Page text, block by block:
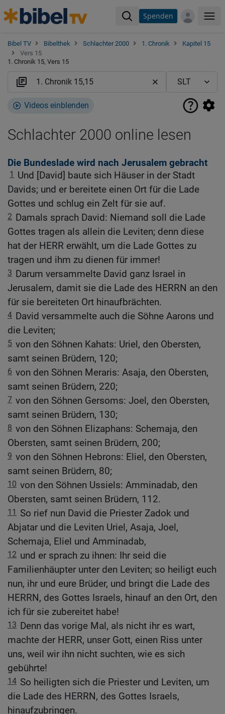
Spenden
Bibel TV Bibelthek Schlachter 2000 1. Chronik
Kapitel 15
Vers 15
1. Chronik 15, Vers 15
Videos einblenden
Schlachter 2000 online lesen
Die Bundeslade wird nach Jerusalem gebracht
1
Und [David] baute sich Häuser in der Stadt
Davids; und er bereitete einen Ort für die Lade
Gottes und schlug ein Zelt für sie auf.
2 Damals sprach David: Niemand soll die Lade
Gottes tragen als allein die Leviten; denn diese
hat der HERR erwählt, um die Lade Gottes zu
tragen und ihm zu dienen für immer!
3 Darum versammelte David ganz Israel in
Jerusalem, damit sie die Lade des HERRN an den
für sie bereiteten Ort hinaufbrächten.
4 David versammelte auch die Söhne Aarons und
die Leviten;
5 von den Söhnen Kahats: Uriel, den Obersten,
samt seinen Brüdern, 120;
6 von den Söhnen Meraris: Asaja, den Obersten,
samt seinen Brüdern, 220;
7 von den Söhnen Gersoms: Joel, den Obersten,
samt seinen Brüdern, 130;
8 von den Söhnen Elizaphans: Schemaja, den
Obersten, samt seinen Brüdern, 200;
9 von den Söhnen Hebrons: Eliel, den Obersten,
samt seinen Brüdern, 80;
10 von den Söhnen Ussiels: Amminadab, den
Obersten, samt seinen Brüdern, 112.
11
So rief nun David die Priester Zadok und
Abjatar und die Leviten Uriel, Asaja, Joel,
Schemaja, Eliel und Amminadab,
12 und er sprach zu ihnen: Ihr seid die
Familienhäupter unter den Leviten; so heiligt euch
nun, ihr und eure Brüder, und bringt die Lade des
HERRN, des Gottes Israels, hinauf an den Ort, den
ich für sie zubereitet habe!
13 Denn das vorige Mal, als nicht ihr es wart,
machte der HERR, unser Gott, einen Riss unter
uns, weil wir ihn nicht suchten, wie es sich
gebührte!
14 So heiligten sich die Priester und Leviten, um
die Lade des HERRN, des Gottes Israels,
hinaufzubringen.